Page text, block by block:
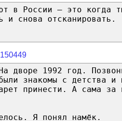
в России — это когда
и снова отсканировать.
дворе 1992 год.
знакомы с детства и
принести. А сама за
Я понял намёк.